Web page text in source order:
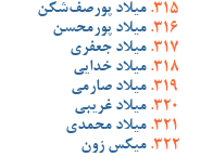
میلاد پورصف‌شکن
میلاد پورمحسن
میلاد جعفری
میلاد خدایی
میلاد صارمی
میلاد غریبی
میلاد محمدی
میکس زون